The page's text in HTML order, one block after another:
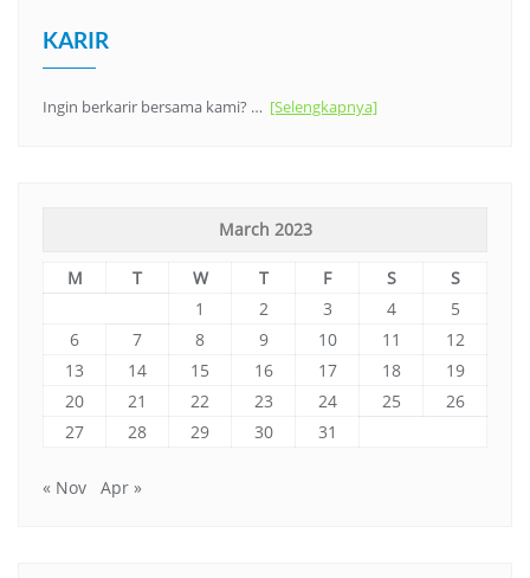
KARIR
Ingin berkarir bersama kami? … [Selengkapnya]
March 2023
M T W T F S
S
1
2 3 4
5
6
7 8 9 10 11
12
13
14 15 16 17 18
19
20
21 22 23 24 25
26
27
28 29 30 31
« Nov Apr »